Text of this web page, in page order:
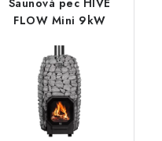
Saunová pec HIVE
FLOW Mini 9kW